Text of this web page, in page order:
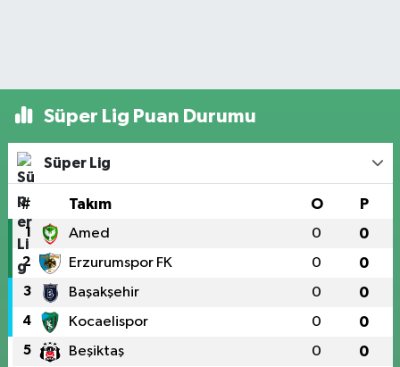
Süper Lig Puan Durumu
Süper Lig
# Takım O P
1 Amed 0 0
2 Erzurumspor FK 0 0
3 Başakşehir 0 0
4 Kocaelispor 0 0
5 Beşiktaş 0 0